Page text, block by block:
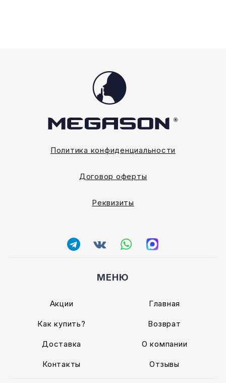
Политика конфиденциальности
Договор оферты
Реквизиты
МЕНЮ
Акции Главная
Как купить? Возврат
Доставка О компании
Контакты Отзывы